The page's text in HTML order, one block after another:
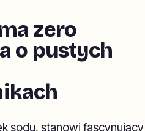
zero
o pustych
sodu, stanowi fascynujący